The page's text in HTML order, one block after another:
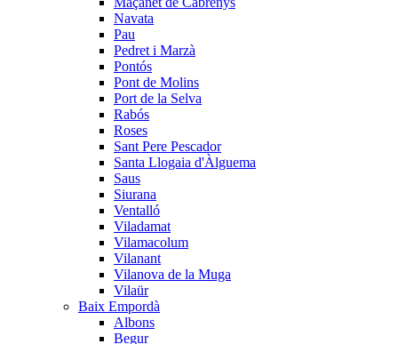
Navata
Pau
Pedret i Marzà
Pontós
Pont de Molins
Port de la Selva
Rabós
Roses
Sant Pere Pescador
Santa Llogaia d'Àlguema
Saus
Siurana
Ventalló
Viladamat
Vilamacolum
Vilanant
Vilanova de la Muga
Vilaür
Baix Empordà
Albons
Begur